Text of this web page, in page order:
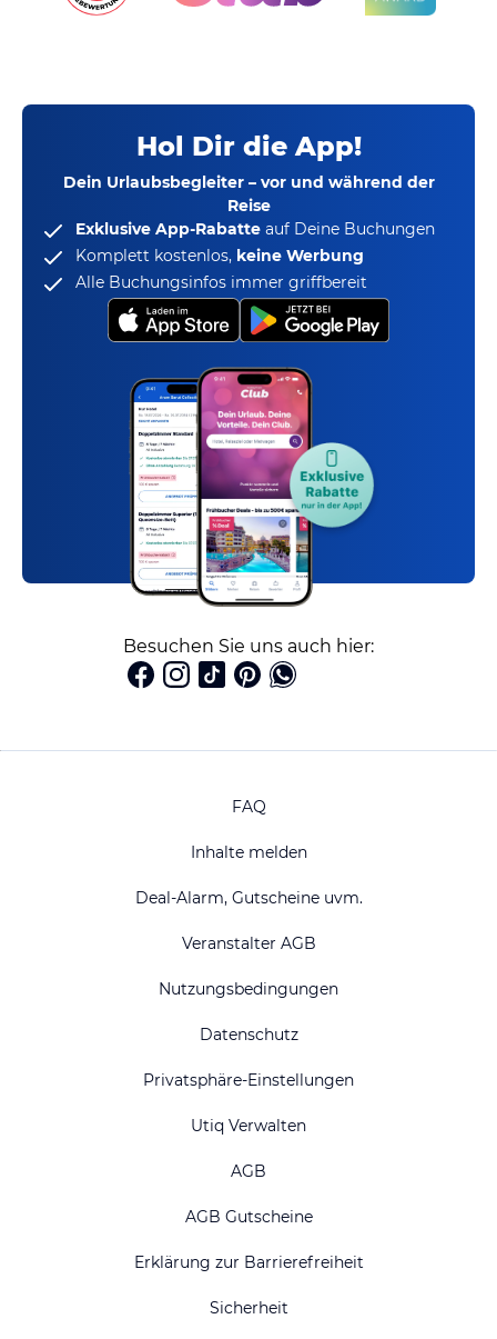
Hol Dir die App!
Dein Urlaubsbegleiter – vor und während der
Reise
Exklusive App-Rabatte auf Deine Buchungen
Komplett kostenlos, keine Werbung
Alle Buchungsinfos immer griffbereit
Besuchen Sie uns auch hier:
FAQ
Inhalte melden
Deal-Alarm, Gutscheine uvm.
Veranstalter AGB
Nutzungsbedingungen
Datenschutz
Privatsphäre-Einstellungen
Utiq Verwalten
AGB
AGB Gutscheine
Erklärung zur Barrierefreiheit
Sicherheit